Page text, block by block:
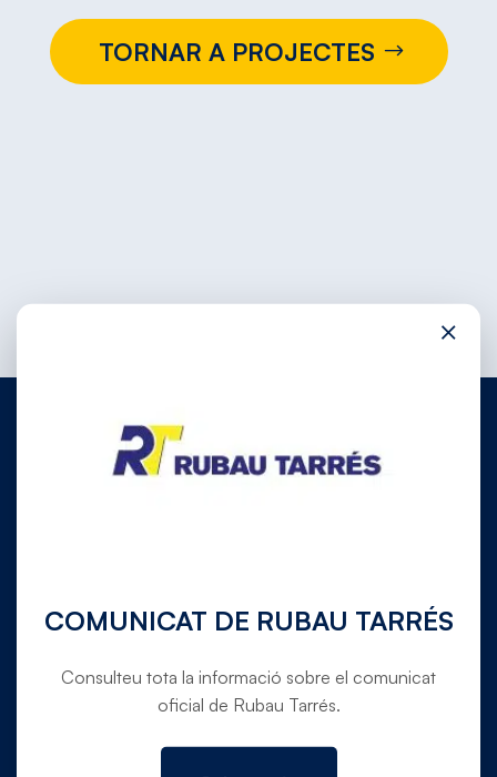
TORNAR A PROJECTES
Ctra. C-31 de Torroella de Montgrí a Verges,
pk. 354,5 (Canet de La Tallada, 17134,
×
COMUNICAT DE RUBAU TARRÉS
Consulteu tota la informació sobre el comunicat
oficial de Rubau Tarrés.